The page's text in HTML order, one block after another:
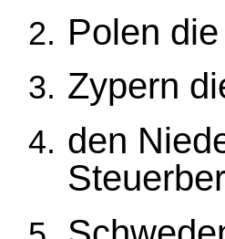
Polen
Zypern
den